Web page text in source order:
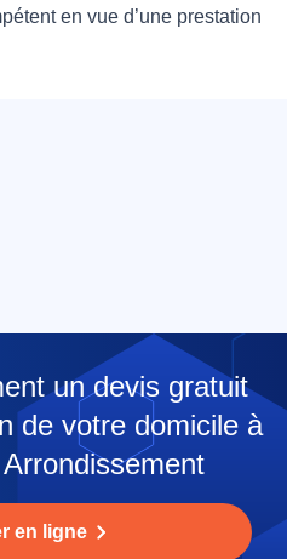
en vue d’une prestation
un devis gratuit
de votre domicile à
en ligne